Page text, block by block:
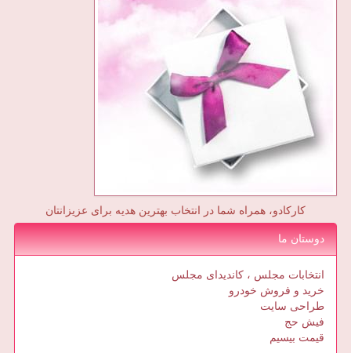
کارکادو، همراه شما در انتخاب بهترین هدیه برای عزیزانتان
دوستان ما
انتخابات مجلس ، کاندیدای مجلس
خرید و فروش خودرو
طراحی سایت
فیش حج
قیمت بیسیم